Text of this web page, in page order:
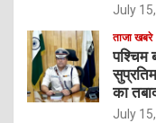
July
ताजा खबरे
पश्चिम
का
July